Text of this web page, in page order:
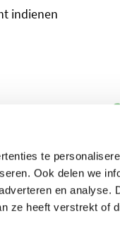
te
Ook delen we
en analyse.
ze heeft verstrekt of
in een nieuw
indienen